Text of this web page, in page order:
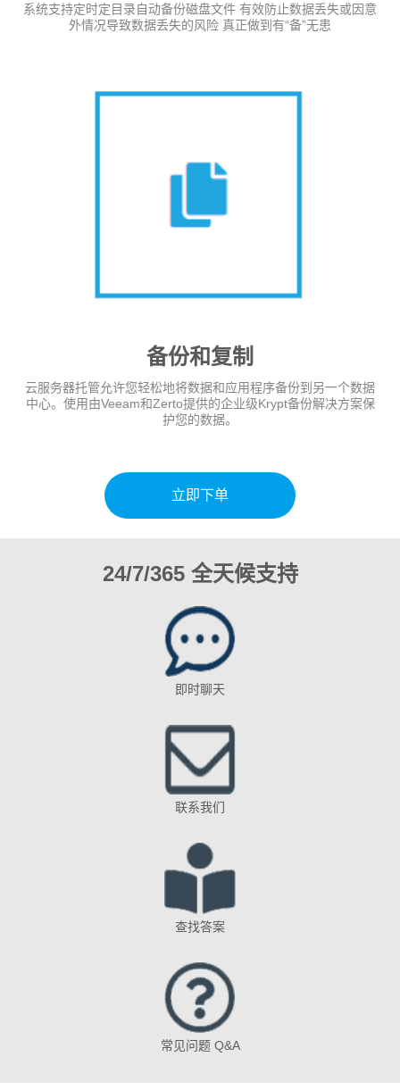
系统支持定时定目录自动备份磁盘文件 有效防止数据丢失或因意
外情况导致数据丢失的风险 真正做到有“备”无患
备份和复制
云服务器托管允许您轻松地将数据和应用程序备份到另一个数据
中心。使用由Veeam和Zerto提供的企业级Krypt备份解决方案保
护您的数据。
立即下单
24/7/365 全天候支持
即时聊天
联系我们
查找答案
常见问题 Q&A